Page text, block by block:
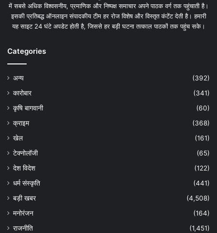
में सबसे अधिक विश्वसनीय, प्रमाणिक और निष्पक्ष समाचार अपने पाठक वर्ग तक पहुंचाती है।
इसकी प्रतिबद्ध ऑनलाइन संपादकीय टीम हर रोज विशेष और विस्तृत कंटेंट देती है। हमारी
यह साइट 24 घंटे अपडेट होती है, जिससे हर बड़ी घटना तत्काल पाठकों तक पहुंच सके।
Categories
अन्य
(392)
कारोबार
(341)
कृषि बागवानी
(60)
क्राइम
(368)
खेल
(161)
टेक्नोलॉजी
(65)
देश विदेश
(122)
धर्म संस्कृति
(441)
बड़ी खबर
(4,508)
मनोरंजन
(164)
राजनीति
(1,451)